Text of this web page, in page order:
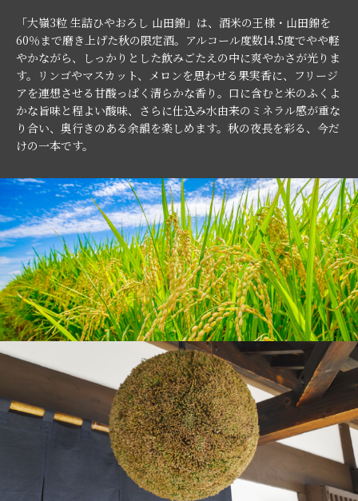
「大嶺3粒 生詰ひやおろし 山田錦」は、酒米の王様・山田錦を
60％まで磨き上げた秋の限定酒。アルコール度数14.5度でやや軽
やかながら、しっかりとした飲みごたえの中に爽やかさが光りま
す。リンゴやマスカット、メロンを思わせる果実香に、フリージ
アを連想させる甘酸っぱく清らかな香り。口に含むと米のふくよ
かな旨味と程よい酸味、さらに仕込み水由来のミネラル感が重な
り合い、奥行きのある余韻を楽しめます。秋の夜長を彩る、今だ
けの一本です。